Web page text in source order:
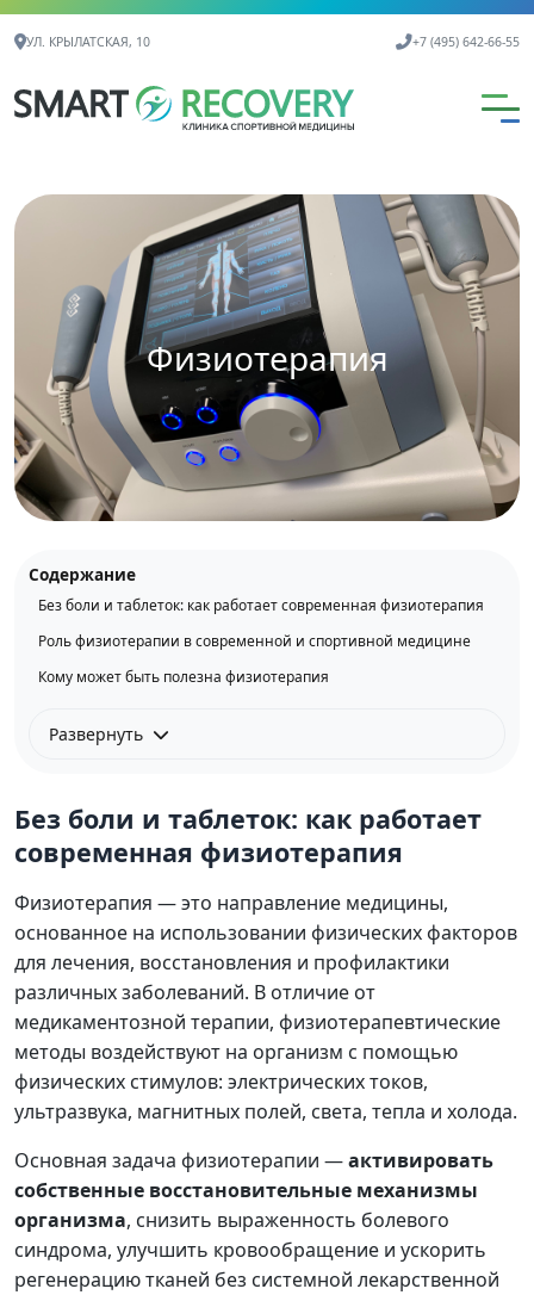
Контактная информация
УЛ. КРЫЛАТСКАЯ, 10 +7 (495) 642-66-55
Физиотерапия
Содержание
Без боли и таблеток: как работает современная физиотерапия
Роль физиотерапии в современной и спортивной медицине
Кому может быть полезна физиотерапия
Развернуть
Без боли и таблеток: как работает
современная физиотерапия
Физиотерапия — это направление медицины,
основанное на использовании физических факторов
для лечения, восстановления и профилактики
различных заболеваний. В отличие от
медикаментозной терапии, физиотерапевтические
методы воздействуют на организм с помощью
физических стимулов: электрических токов,
ультразвука, магнитных полей, света, тепла и холода.
Основная задача физиотерапии —активировать
собственные восстановительные механизмы
организма, снизить выраженность болевого
синдрома, улучшить кровообращение и ускорить
регенерацию тканей без системной лекарственной